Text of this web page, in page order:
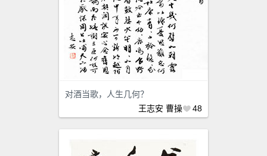
对酒当歌，人生几何？
王志安 曹操 48